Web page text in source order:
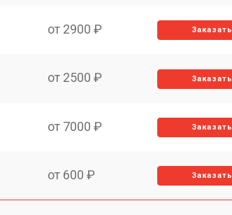
от 2900 ₽ Заказать
от 2500 ₽ Заказать
от 7000 ₽ Заказать
от 600 ₽ Заказать